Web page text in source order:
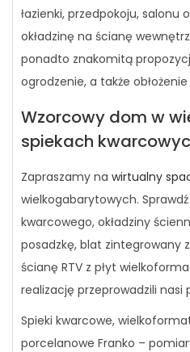
łazienki, przedpokoju, salonu
okładzinę na ścianę
ponadto znakomitą
ogrodzenie, a także
Wzorcowy dom w
spiekach
Zapraszamy na wirtualny
wielkogabarytowych.
kwarcowego, okładziny
posadzkę, blat zintegrowany
ścianę RTV z płyt
realizację przeprowadzili
Spieki kwarcowe,
porcelanowe Franko –